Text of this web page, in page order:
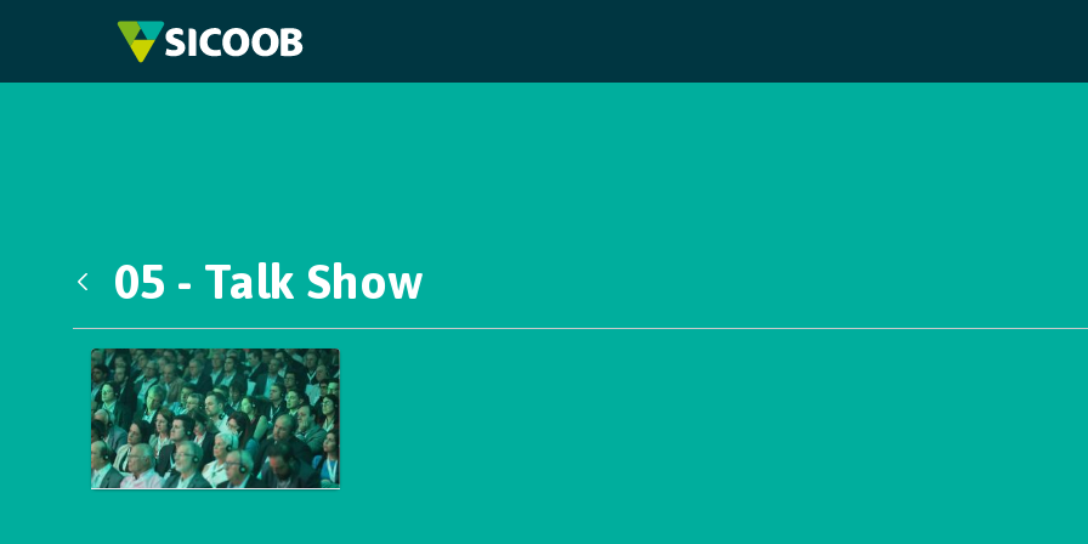
Pular para o Conteúdo principal
05 - Talk Show
Galeria de Mídias